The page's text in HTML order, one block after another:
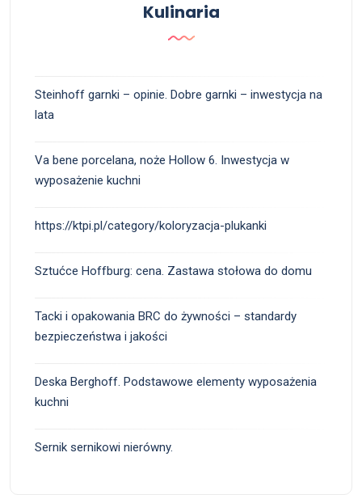
Kulinaria
Steinhoff garnki – opinie. Dobre garnki – inwestycja na
lata
Va bene porcelana, noże Hollow 6. Inwestycja w
wyposażenie kuchni
https://ktpi.pl/category/koloryzacja-plukanki
Sztućce Hoffburg: cena. Zastawa stołowa do domu
Tacki i opakowania BRC do żywności – standardy
bezpieczeństwa i jakości
Deska Berghoff. Podstawowe elementy wyposażenia
kuchni
Sernik sernikowi nierówny.